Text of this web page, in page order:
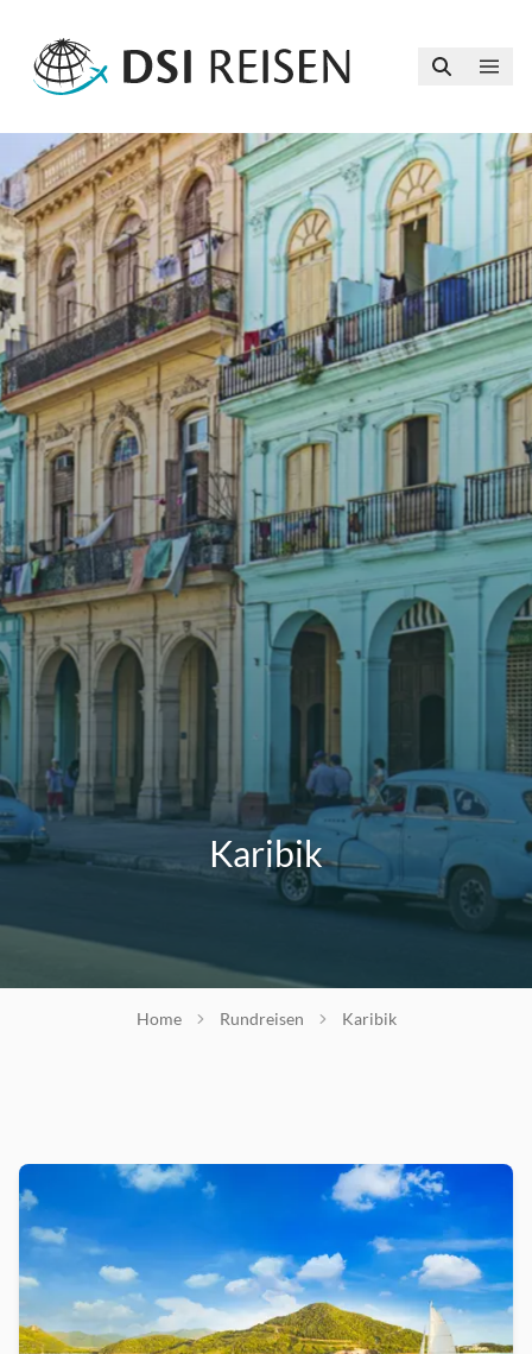
Karibik
Home Rundreisen Karibik